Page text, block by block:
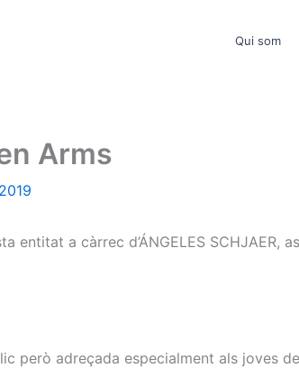
Qui som
Arms
entitat a càrrec d’ÁNGELES SCHJAER,
però adreçada especialment als joves